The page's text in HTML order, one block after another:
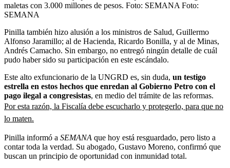
maletas con 3.000 millones de pesos. Foto: SEMANA Foto:
SEMANA
Pinilla también hizo alusión a los ministros de Salud, Guillermo
Alfonso Jaramillo; al de Hacienda, Ricardo Bonilla, y al de Minas,
Andrés Camacho. Sin embargo, no entregó ningún detalle de cuál
pudo haber sido su participación en este escándalo.
Este alto exfuncionario de la UNGRD es, sin duda, un testigo
estrella en estos hechos que enredan al Gobierno Petro con el
pago ilegal a congresistas, en medio del trámite de las reformas.
Por esta razón, la Fiscalía debe escucharlo y protegerlo, para que no
lo maten.
Pinilla informó a SEMANA que hoy está resguardado, pero listo a
contar toda la verdad. Su abogado, Gustavo Moreno, confirmó que
buscan un principio de oportunidad con inmunidad total.